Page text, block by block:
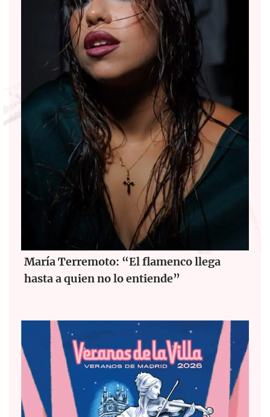
María Terremoto: “El flamenco llega
hasta a quien no lo entiende”